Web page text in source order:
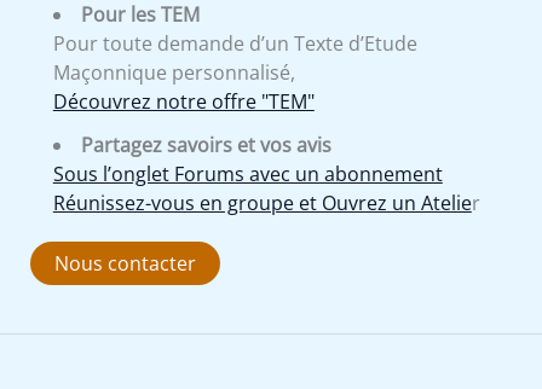
Pour les TEM
Pour toute demande d’un Texte d’Etude
Maçonnique personnalisé,
Découvrez notre offre "TEM"
Partagez savoirs et vos avis
Sous l’onglet Forums avec un abonnement
Réunissez-vous en groupe et Ouvrez un Atelier
Nous contacter